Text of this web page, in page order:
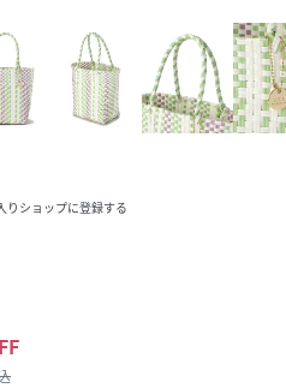
りショップに登録する